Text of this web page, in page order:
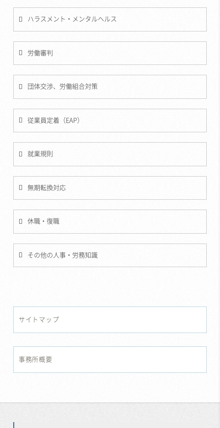
ハラスメント・メンタルヘルス
労働審判
団体交渉、労働組合対策
従業員定着（EAP）
就業規則
無期転換対応
休職・復職
その他の人事・労務知識
サイトマップ
事務所概要